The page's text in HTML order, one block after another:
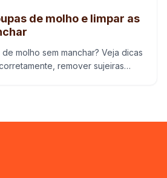
de molho e limpar as
molho sem manchar? Veja dicas
remover sujeiras